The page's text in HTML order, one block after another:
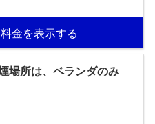
金を表示する
所は、ベランダのみ